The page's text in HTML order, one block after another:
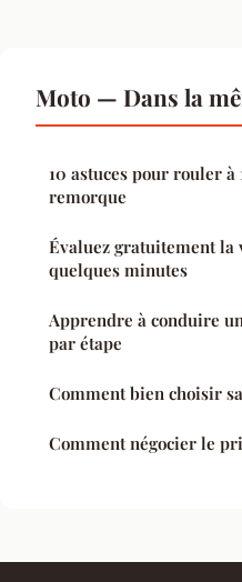
Moto — Dans la
10 astuces pour rouler à
remorque
Évaluez gratuitement la
quelques minutes
Apprendre à conduire
par étape
Comment bien choisir
Comment négocier le